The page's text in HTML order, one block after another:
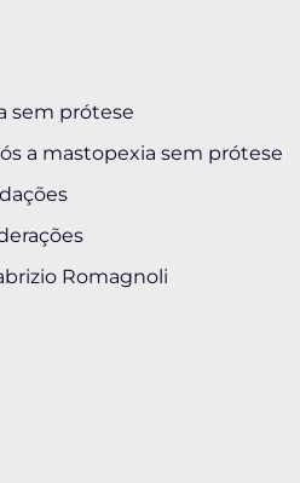
sem prótese
a mastopexia sem prótese
Romagnoli